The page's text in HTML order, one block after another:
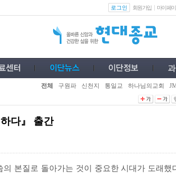
로그인 회원가입 마이페
전체 구원파 신천지 통일교 하나님의교회
다』 출간
본질로 돌아가는 것이 중요한 시대가 도래했